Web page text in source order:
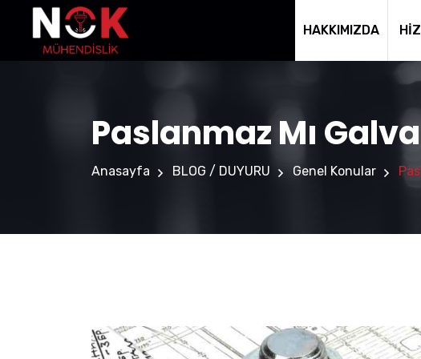
HAKKIMIZDA
Paslanmaz Mı
Anasayfa BLOG / DUYURU Genel Konular